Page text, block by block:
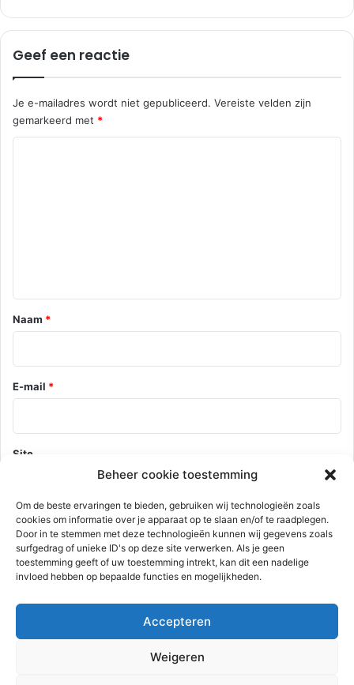
Beheer cookie toestemming
Om de beste ervaringen te bieden, gebruiken wij technologieën zoals
cookies om informatie over je apparaat op te slaan en/of te raadplegen.
Door in te stemmen met deze technologieën kunnen wij gegevens zoals
surfgedrag of unieke ID's op deze site verwerken. Als je geen
toestemming geeft of uw toestemming intrekt, kan dit een nadelige
invloed hebben op bepaalde functies en mogelijkheden.
Accepteren
Weigeren
Geef een reactie
Je e-mailadres wordt niet gepubliceerd. Vereiste velden zijn
gemarkeerd met *
*
Naam *
E-mail *
Site
Mijn naam, e-mail en site opslaan in deze browser voor de
volgende keer wanneer ik een reactie plaats.
reactie gegevens worden verwerkt .